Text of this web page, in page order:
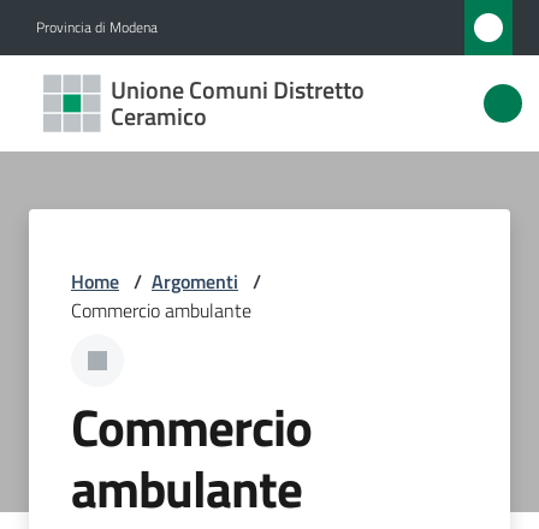
Provincia di Modena
Unione Comuni Distretto
Ceramico
Unione
Comuni
Distretto
Amministrazione
Servizi
Vivere
Home / Argomenti /
Commercio ambulante
Commercio
ambulante